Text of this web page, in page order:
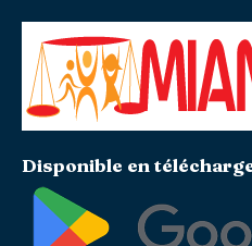
Disponible en